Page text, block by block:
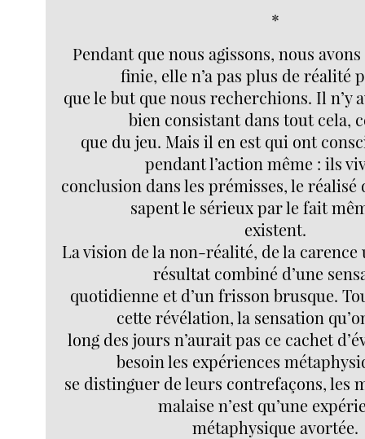
*
Pendant que nous agissons, nous
finie, elle n’a pas plus de réalité
que le but que nous recherchions. Il n’y
bien consistant dans tout cela,
que du jeu. Mais il en est qui ont
pendant l’action même : ils
conclusion dans les prémisses, le
sapent le sérieux par le fait
existent.
La vision de la non-réalité, de la carence
résultat combiné d’une
quotidienne et d’un frisson brusque.
cette révélation, la sensation
long des jours n’aurait pas ce cachet
besoin les expériences
se distinguer de leurs contrefaçons, les
malaise n’est qu’une
métaphysique avortée.